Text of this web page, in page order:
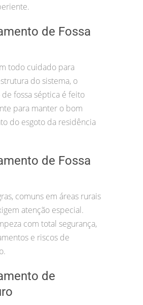
de Fossa
todo cuidado para
do sistema, o
fossa séptica é feito
para manter o bom
do esgoto da residência
de Fossa
comuns em áreas rurais
atenção especial.
com total segurança,
e riscos de
de